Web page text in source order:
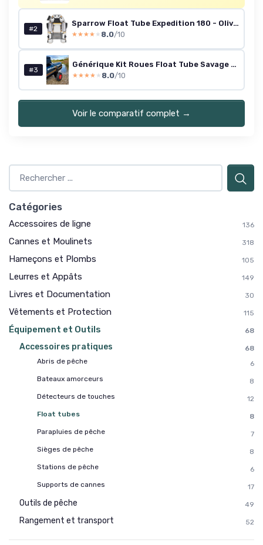
#2
Sparrow Float Tube Expedition 180 - Olive - 180 x 110, 12.5, 200
★★★★★
★★★★★ 8.0/10
#3
Générique Kit Roues Float Tube Savage Pro Motor 180
★★★★★
★★★★★ 8.0/10
Voir le comparatif complet →
Catégories
Accessoires de ligne 136
Cannes et Moulinets 318
Hameçons et Plombs 105
Leurres et Appâts 149
Livres et Documentation 30
Vêtements et Protection 115
Équipement et Outils 68
Accessoires pratiques
68
Abris de pêche
6
Bateaux amorceurs
8
Détecteurs de touches
12
Float tubes
8
Parapluies de pêche
7
Sièges de pêche
8
Stations de pêche
6
Supports de cannes
17
Outils de pêche 49
Rangement et transport 52